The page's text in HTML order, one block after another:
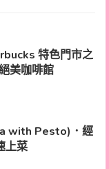
特色門市之
美咖啡館
with Pesto)．經
上菜